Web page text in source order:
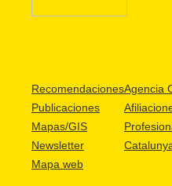
Recomendaciones
Publicaciones
Mapas/GIS
Newsletter
Mapa web
Agencia